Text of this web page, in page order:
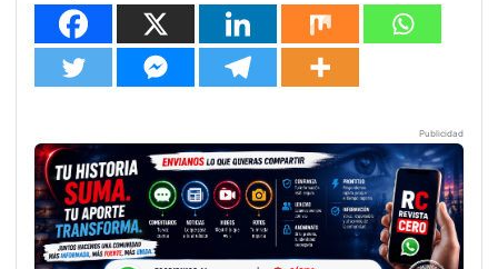
Publicidad